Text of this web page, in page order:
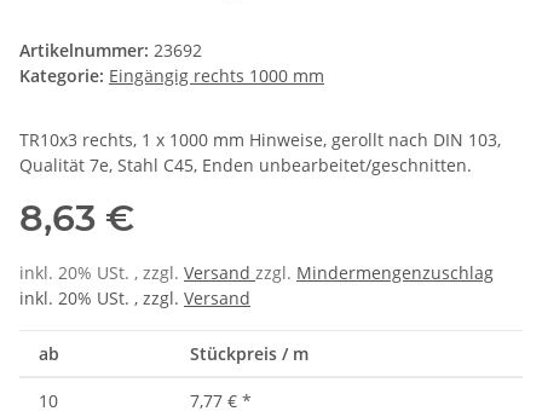
Artikelnummer: 23692
Kategorie: Eingängig rechts 1000 mm
TR10x3 rechts, 1 x 1000 mm Hinweise, gerollt nach DIN 103,
Qualität 7e, Stahl C45, Enden unbearbeitet/geschnitten.
8,63 €
inkl. 20% USt. , zzgl. Versand zzgl. Mindermengenzuschlag
inkl. 20% USt. , zzgl. Versand
ab Stückpreis / m
10 7,77 € *